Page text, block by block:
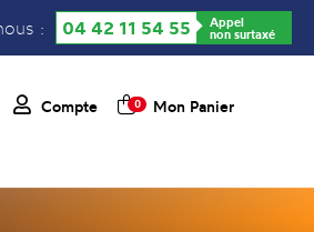
: 04 42 11 54 55 Appel
non surtaxé
Compte 0 Mon Panier